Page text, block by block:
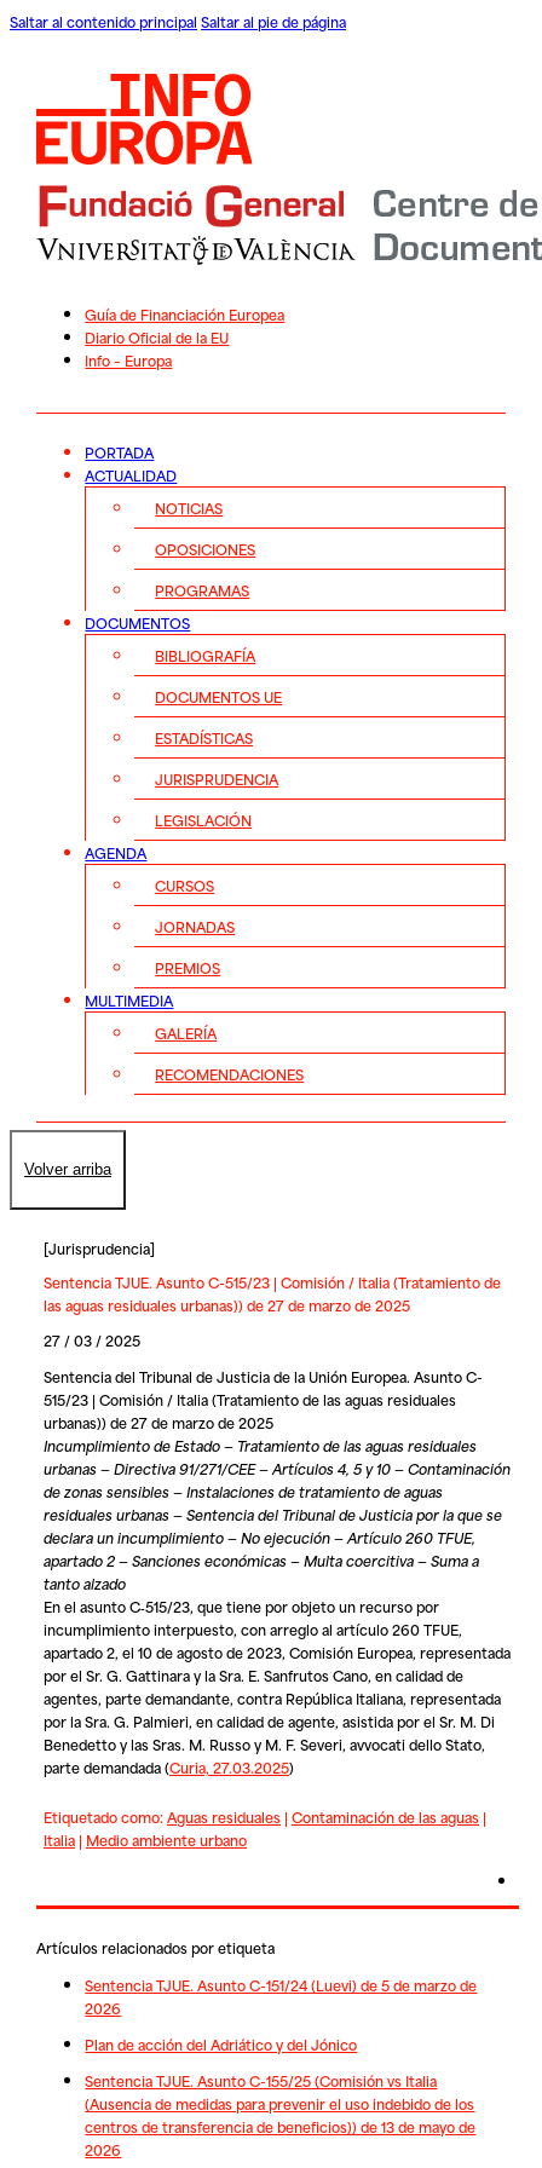
Saltar al contenido principal Saltar al pie de página
Guía de Financiación Europea
Diario Oficial de la EU
Info – Europa
PORTADA
ACTUALIDAD
NOTICIAS
OPOSICIONES
PROGRAMAS
DOCUMENTOS
BIBLIOGRAFÍA
DOCUMENTOS UE
ESTADÍSTICAS
JURISPRUDENCIA
LEGISLACIÓN
AGENDA
CURSOS
JORNADAS
PREMIOS
MULTIMEDIA
GALERÍA
RECOMENDACIONES
Volver arriba
[Jurisprudencia]
Sentencia TJUE. Asunto C-515/23 | Comisión / Italia (Tratamiento de
las aguas residuales urbanas)) de 27 de marzo de 2025
27 / 03 / 2025
Sentencia del Tribunal de Justicia de la Unión Europea. Asunto C-
515/23 | Comisión / Italia (Tratamiento de las aguas residuales
urbanas)) de 27 de marzo de 2025
Incumplimiento de Estado — Tratamiento de las aguas residuales
urbanas — Directiva 91/271/CEE — Artículos 4, 5 y 10 — Contaminación
de zonas sensibles — Instalaciones de tratamiento de aguas
residuales urbanas — Sentencia del Tribunal de Justicia por la que se
declara un incumplimiento — No ejecución — Artículo 260 TFUE,
apartado 2 — Sanciones económicas — Multa coercitiva — Suma a
tanto alzado
En el asunto C‑515/23, que tiene por objeto un recurso por
incumplimiento interpuesto, con arreglo al artículo 260 TFUE,
apartado 2, el 10 de agosto de 2023, Comisión Europea, representada
por el Sr. G. Gattinara y la Sra. E. Sanfrutos Cano, en calidad de
agentes, parte demandante, contra República Italiana, representada
por la Sra. G. Palmieri, en calidad de agente, asistida por el Sr. M. Di
Benedetto y las Sras. M. Russo y M. F. Severi, avvocati dello Stato,
parte demandada(Curia, 27.03.2025)
Etiquetado como:Aguas residuales| Contaminación de las aguas|
Italia| Medio ambiente urbano
Artículos relacionados por etiqueta
Sentencia TJUE. Asunto C-151/24 (Luevi) de 5 de marzo de
2026
Plan de acción del Adriático y del Jónico
Sentencia TJUE. Asunto C-155/25 (Comisión vs Italia
(Ausencia de medidas para prevenir el uso indebido de los
centros de transferencia de beneficios)) de 13 de mayo de
2026